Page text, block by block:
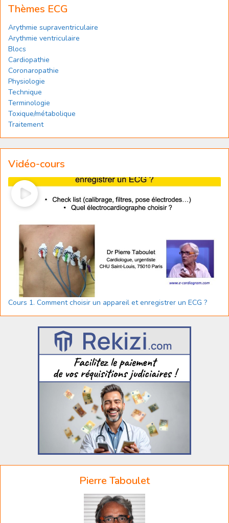
Thèmes ECG
Arythmie supraventriculaire
Arythmie ventriculaire
Blocs
Cardiopathie
Coronaropathie
Physiologie
Technique
Terminologie
Toxique/métabolique
Traitement
Vidéo-cours
Cours 1. Comment choisir un appareil et enregistrer un ECG ?
Pierre Taboulet